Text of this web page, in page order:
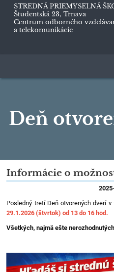
STREDNÁ PRIEMYSELNÁ
Študentská 23, Trnava
Centrum odborného
a telekomunikácie
Deň
Deň
otvorených
dverí
Informácie o
Posledný tretí Deň otvorených dverí
29.1.2026 (štvrtok) od 13 do 16 hod.
Všetkých, najmä ešte